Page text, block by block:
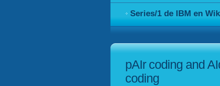
Series/1 de IBM en
pAIr coding and
coding